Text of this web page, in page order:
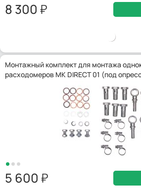
8 300
Монтажный комплект для монтажа
расходомеров MK DIRECT 01 (под
5 600